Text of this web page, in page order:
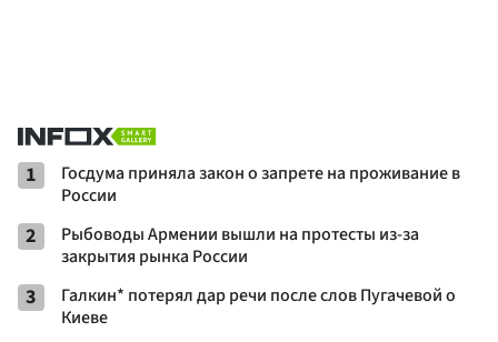
1
Госдума приняла закон о запрете на проживание в
России
2
Рыбоводы Армении вышли на протесты из-за
закрытия рынка России
3
Галкин* потерял дар речи после слов Пугачевой о
Киеве